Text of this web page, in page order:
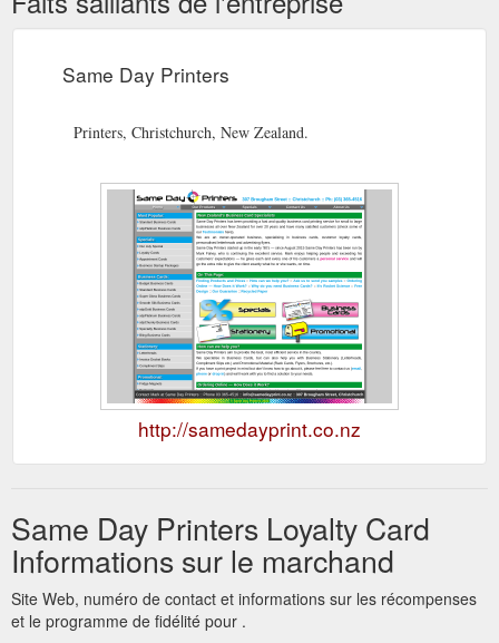
Same Day Printers
Printers, Christchurch, New Zealand.
http://samedayprint.co.nz
Same Day Printers Loyalty Card
Informations sur le marchand
Site Web, numéro de contact et informations sur les récompenses
et le programme de fidélité pour .